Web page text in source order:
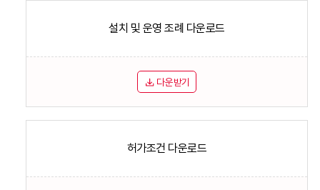
설치 및 운영 조례 다운로드
다운받기
허가조건 다운로드